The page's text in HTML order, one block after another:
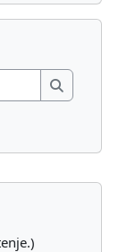
Pretraga
Pretraga